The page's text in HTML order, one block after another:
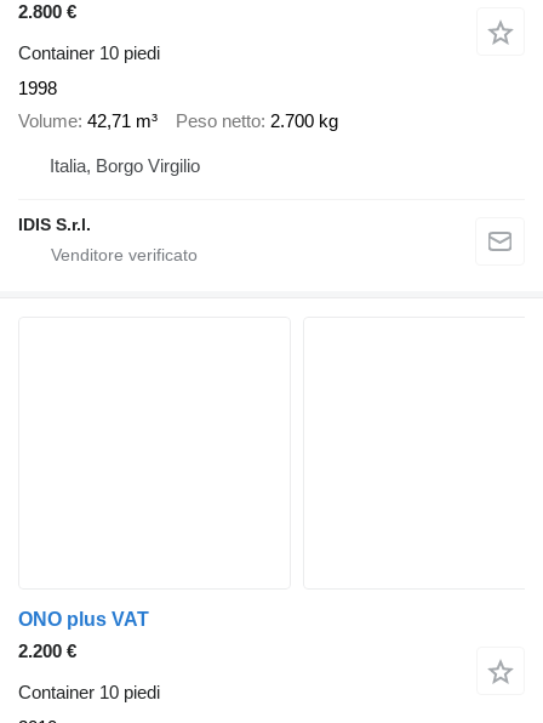
2.800 €
Container 10 piedi
1998
Volume 42,71 m³ Peso netto 2.700 kg
Italia, Borgo Virgilio
IDIS S.r.l.
ONO plus VAT
2.200 €
Container 10 piedi